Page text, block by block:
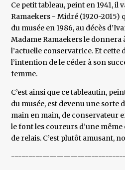
Ce petit tableau, peint en 1941, il
Ramaekers - Midré (1920-
du musée en 1986, au décès
Madame Ramaekers le
l’actuelle conservatrice. Et cette
l’intention de le céder à son
femme.
C’est ainsi que ce tableautin,
du musée, est devenu une sorte
main en main, de conservateur
le font les coureurs d’une
de relais. C’est plutôt amusant,